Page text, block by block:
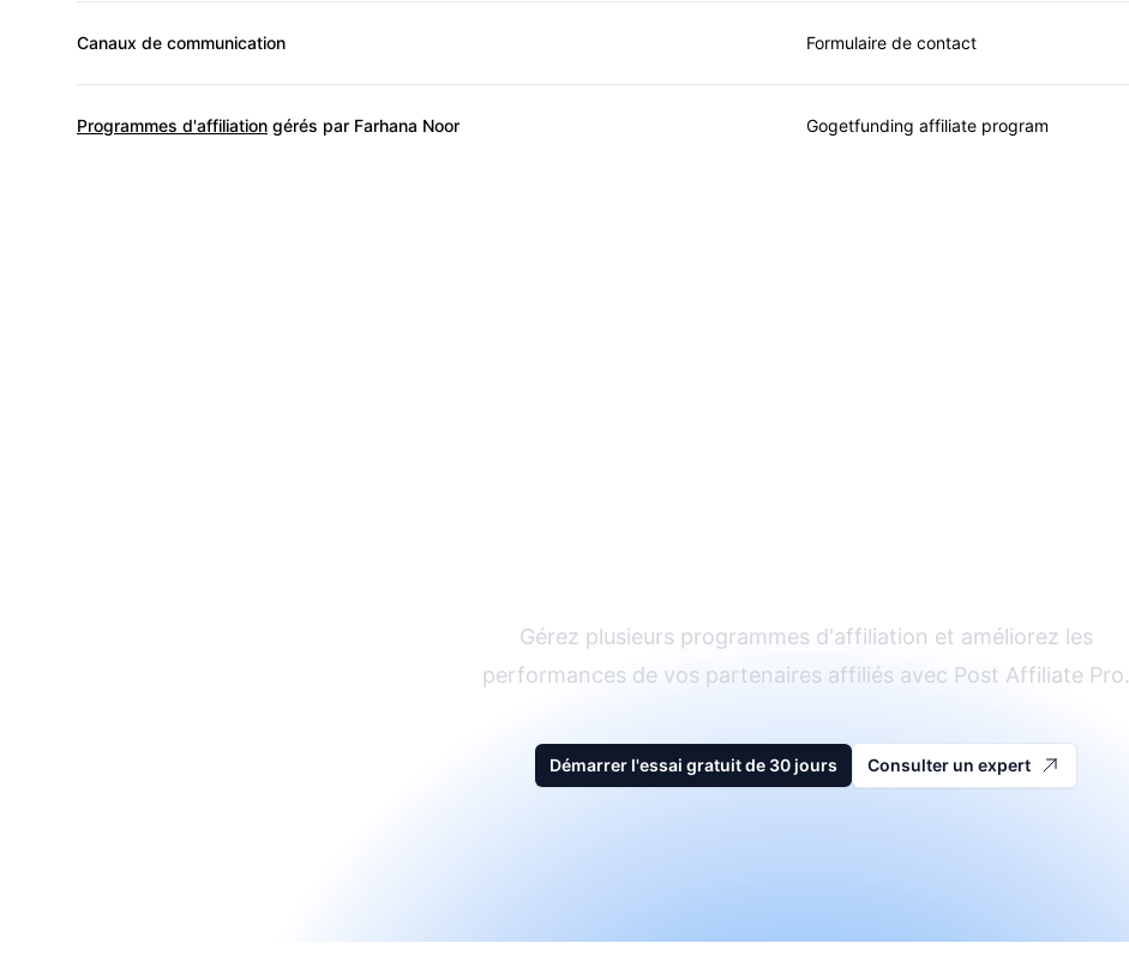
Canaux de communication Formulaire de contact
Programmes d'affiliation gérés par Farhana Noor Gogetfunding affiliate program
Gérez plusieurs programmes d'affiliation et améliorez les
performances de vos partenaires affiliés avec Post Affiliate Pro.
Démarrer l'essai gratuit de 30 jours Consulter un expert